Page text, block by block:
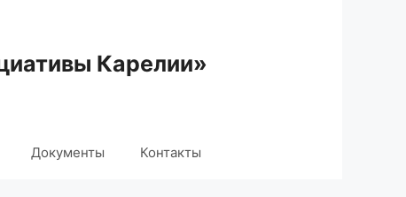
Карелии»
Документы Контакты